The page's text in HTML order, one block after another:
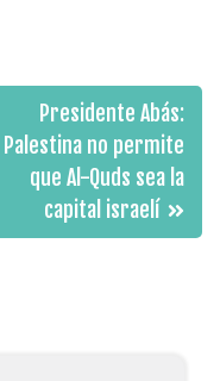
Presidente Abás:
Palestina no permite
que Al-Quds sea la
capital israelí